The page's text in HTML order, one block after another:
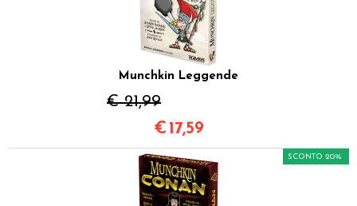
Munchkin Leggende
€ 21,99
€ 17,59
SCONTO 20%